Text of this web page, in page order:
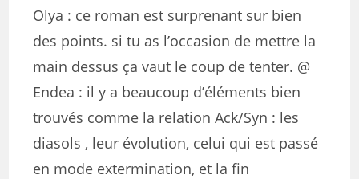
Olya : ce roman est surprenant sur bien
des points. si tu as l’occasion de mettre la
main dessus ça vaut le coup de tenter. @
Endea : il y a beaucoup d’éléments bien
trouvés comme la relation Ack/Syn : les
diasols , leur évolution, celui qui est passé
en mode extermination, et la fin